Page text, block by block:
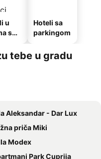
u
su
Hoteli sa
parkingom
tebe u gradu
Aleksandar - Dar Lux
priča Miki
Modex
Park Cuprija